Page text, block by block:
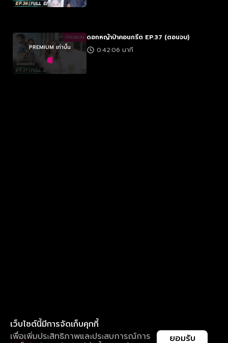
PREMIUM
PREMIUM เท่านั้น
ดอกหญ้าป่าคอนกรีต EP.37 (ตอนจบ)
0:42:06 นาที
เว็บไซต์นี้มีการจัดเก็บคุกกี้
เพื่อเพิ่มประสิทธิภาพและประสบการณ์การ
ยอมรับ